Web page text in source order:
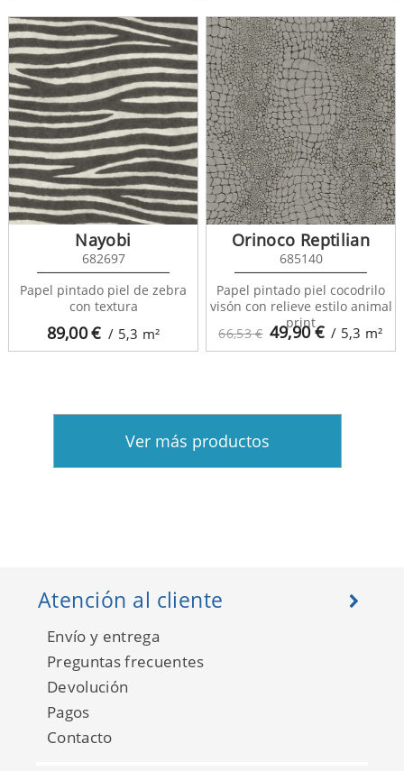
89,00€ / 5,3 m²
Nayobi
682697
Papel pintado piel de zebra
con textura
66,53 € 49,90€ / 5,3 m²
Orinoco Reptilian
685140
Papel pintado piel cocodrilo
visón con relieve estilo animal
print
Ver más productos
Atención al cliente
Envío y entrega
Preguntas frecuentes
Devolución
Pagos
Contacto